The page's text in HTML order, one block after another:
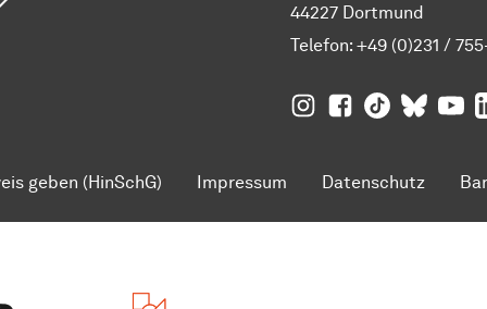
44227 Dortmund
Telefon: +49 (0)231 /
TU Dortmund auf
TU Dortmund
TU TU
geben (HinSchG) Impressum Datenschutz